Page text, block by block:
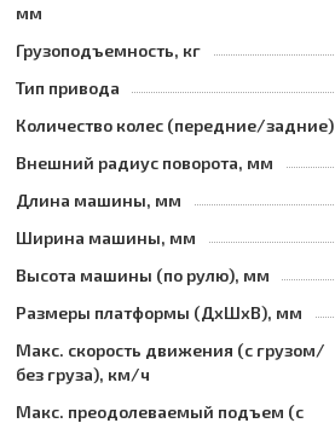
мм
Грузоподъемность, кг
Тип привода
Количество колес (передние/задние)
Внешний радиус поворота, мм
Длина машины, мм
Ширина машины, мм
Высота машины (по рулю), мм
Размеры платформы (ДxШxВ), мм
Макс. скорость движения (с грузом/
без груза), км/ч
Макс. преодолеваемый подъем (с